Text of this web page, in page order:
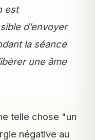
est
d’envoyer
la séance
une âme
telle chose "un
négative au